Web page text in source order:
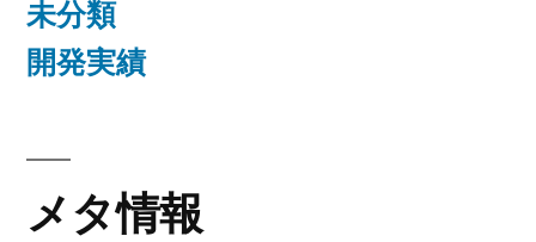
未分類
開発実績
メタ情報